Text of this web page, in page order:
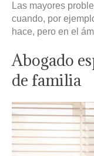
Las mayores
cuando, por
hace, pero en el
Abogado
de familia